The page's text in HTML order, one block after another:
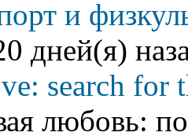
и
дней(я)
search for
любовь: